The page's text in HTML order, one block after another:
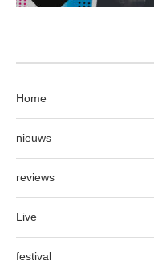
Home
nieuws
reviews
Live
festival